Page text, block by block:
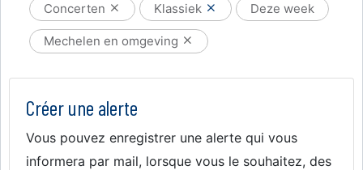
Concerten Klassiek Deze week
Mechelen en omgeving
Créer une alerte
Vous pouvez enregistrer une alerte qui vous
informera par mail, lorsque vous le souhaitez, des